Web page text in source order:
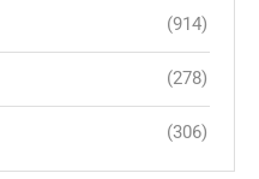
(914)
(278)
(306)